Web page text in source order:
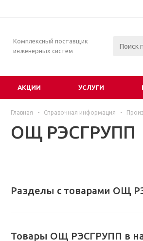
Комплексный поставщик
инженерных систем
АКЦИИ УСЛУГИ
Главная - Справочная информация -
ОЩ РЭСГРУПП
Разделы с товарами ОЩ
Товары ОЩ РЭСГРУПП в